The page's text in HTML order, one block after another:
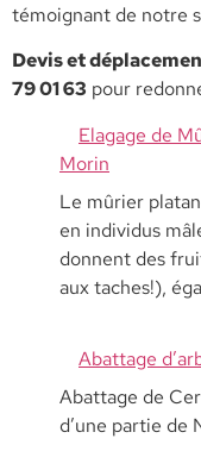
témoignant de notre
​Devis et
79 01 63 pour
Elagage de
Morin
Le mûrier
en individus
donnent des
aux taches!),
Abattage
Abattage de
d’une partie de